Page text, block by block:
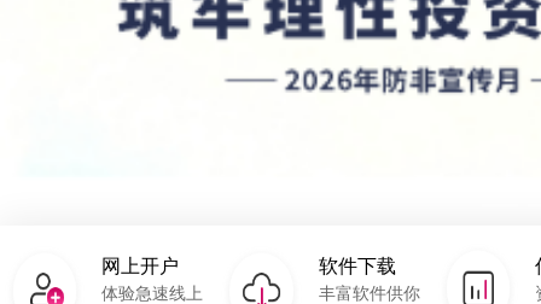
网上开户
体验急速线上
软件下载
丰富软件供你